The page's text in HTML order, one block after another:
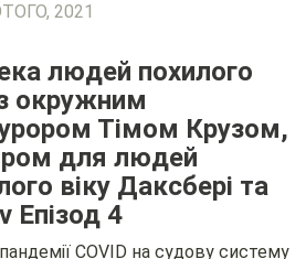
2021
людей похилого
окружним
Тімом Крузом,
для людей
віку Даксбері та
Епізод 4
COVID на судову систему